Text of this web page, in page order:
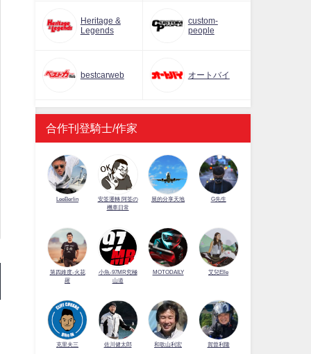
Heritage &
Legends
custom-
people
bestcarweb オートバイ
合作刊登騎士/作家
LeeBerlin
安筌運轉 阿筌の
機車日常
展的分享天地 G先生
第四維度-火花
羅
小魚-97MR究極
山道
MOTODAILY 艾兒Elle
克里夫三 佐川健太郎 和歌山利宏 賀曾利隆